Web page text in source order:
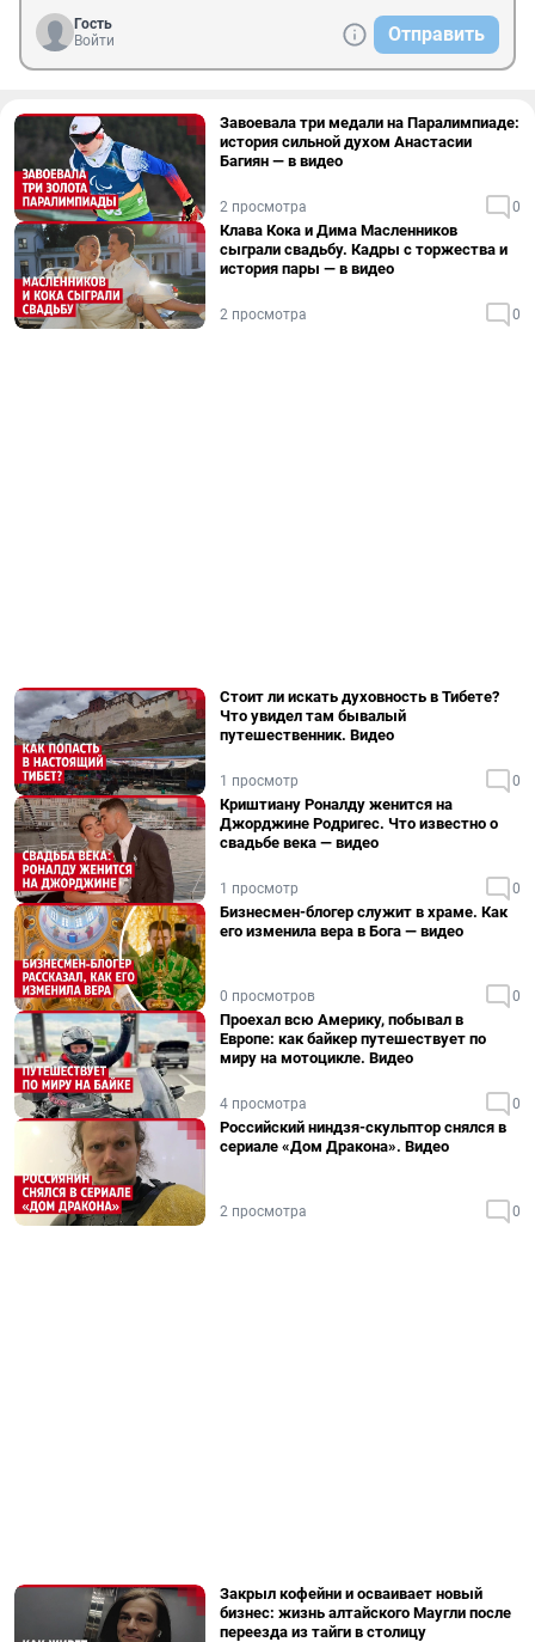
Гость
Войти
Отправить
Завоевала три медали на Паралимпиаде:
история сильной духом Анастасии
Багиян — в видео
2 просмотра 0
Клава Кока и Дима Масленников
сыграли свадьбу. Кадры с торжества и
история пары — в видео
2 просмотра 0
Стоит ли искать духовность в Тибете?
Что увидел там бывалый
путешественник. Видео
1 просмотр 0
Криштиану Роналду женится на
Джорджине Родригес. Что известно о
свадьбе века — видео
1 просмотр 0
Бизнесмен-блогер служит в храме. Как
его изменила вера в Бога — видео
0 просмотров 0
Проехал всю Америку, побывал в
Европе: как байкер путешествует по
миру на мотоцикле. Видео
4 просмотра 0
Российский ниндзя-скульптор снялся в
сериале «Дом Дракона». Видео
2 просмотра 0
Закрыл кофейни и осваивает новый
бизнес: жизнь алтайского Маугли после
переезда из тайги в столицу